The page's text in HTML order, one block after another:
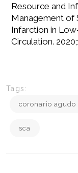
Resource and
Management of
Infarction in
Circulation.
Tags:
coronario agudo
sca